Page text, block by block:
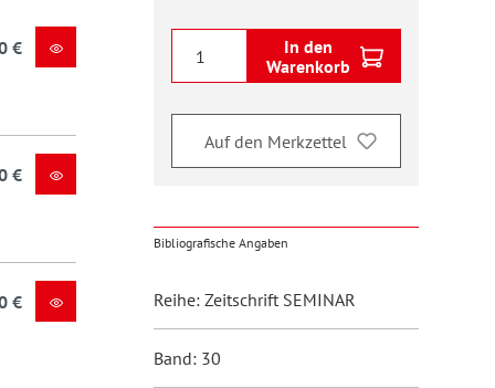
€
€
€
In den
Warenkorb
Auf den Merkzettel
Bibliografische Angaben
Reihe: Zeitschrift SEMINAR
Band: 30